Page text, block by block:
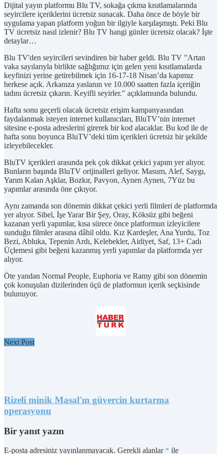
Dijital yayın platformu Blu TV, sokağa çıkma kısıtlamalarında
seyircilere içeriklerini ücretsiz sunacak. Daha önce de böyle bir
uygulama yapan platform yoğun bir ilgiyle karşılaşmıştı. Peki Blu
TV ücretsiz nasıl izlenir? Blu TV hangi günler ücretsiz olacak? İşte
detaylar…
Blu TV'den seyircileri sevindiren bir haber geldi. Blu TV "Artan
vaka sayılarıyla birlikte sağlığımız için gelen yeni kısıtlamalarda
keyfinizi yerine getirebilmek için 16-17-18 Nisan’da kapımız
herkese açık. Arkanıza yaslanın ve 10.000 saatten fazla içeriğin
tadını ücretsiz çıkarın. Keyifli seyirler." açıklamsında bulundu.
Hafta sonu geçerli olacak ücretsiz erişim kampanyasından
faydalanmak isteyen internet kullanıcıları, BluTV’nin internet
sitesine e-posta adreslerini girerek bir kod alacaklar. Bu kod ile de
hafta sonu boyunca BluTV’deki tüm içerikleri ücretsiz bir şekilde
izleyebilecekler.
BluTV içerikleri arasında pek çok dikkat çekici yapım yer alıyor.
Bunların başında BluTV orijinalleri geliyor. Masum, Alef, Saygı,
Yarım Kalan Aşklar, Bozkır, Pavyon, Aynen Aynen, 7Yüz bu
yapımlar arasında öne çıkıyor.
Aynı zamanda son dönemin dikkat çekici yerli filmleri de platformda
yer alıyor. Sibel, İşe Yarar Bir Şey, Oray, Köksüz gibi beğeni
kazanan yerli yapımlar, kısa sürece önce platformun izleyicilere
sunduğu filmler arasına dâhil oldu. Kız Kardeşler, Ana Yurdu, Toz
Bezi, Abluka, Tepenin Ardı, Kelebekler, Aidiyet, Saf, 13+ Cadı
Üçlemesi gibi beğeni kazanmış yerli yapımlar da platformda yer
alıyor.
Öte yandan Normal People, Euphoria ve Ramy gibi son dönemin
çok konuşulan dizilerinden üçü de platformun içerik seçkisinde
bulunuyor.
Next Post
Rizeli minik Masal'ın güvercin kurtarma
operasyonu
Bir yanıt yazın
E-posta adresiniz yayınlanmayacak. Gerekli alanlar * ile